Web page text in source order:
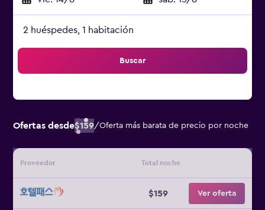
2 huéspedes, 1 habitación
Buscar
Ofertas desde$159/Oferta más barata de precio por noche
Proveedor Total noche
$159 Ver oferta